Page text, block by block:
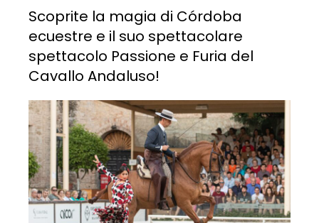
Scoprite la magia di Córdoba
ecuestre e il suo spettacolare
spettacolo Passione e Furia del
Cavallo Andaluso!